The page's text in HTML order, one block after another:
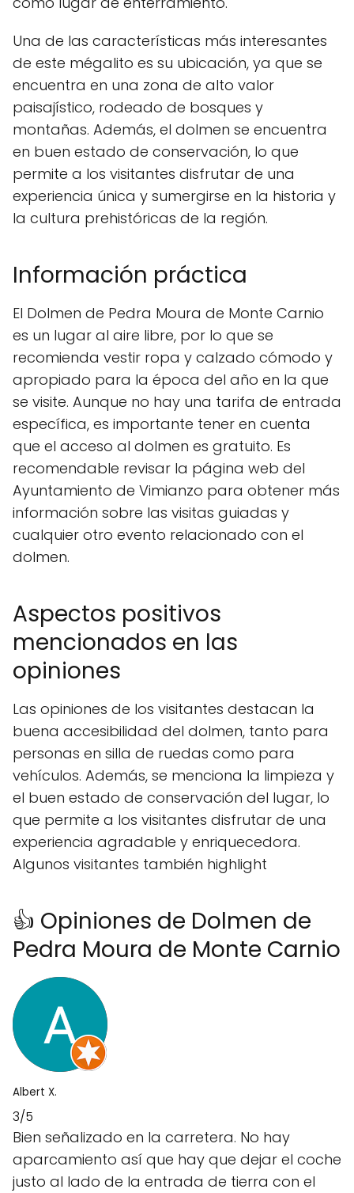
Una de las características más interesantes
de este mégalito es su ubicación, ya que se
encuentra en una zona de alto valor
paisajístico, rodeado de bosques y
montañas. Además, el dolmen se encuentra
en buen estado de conservación, lo que
permite a los visitantes disfrutar de una
experiencia única y sumergirse en la historia y
la cultura prehistóricas de la región.
Información práctica
El Dolmen de Pedra Moura de Monte Carnio
es un lugar al aire libre, por lo que se
recomienda vestir ropa y calzado cómodo y
apropiado para la época del año en la que
se visite. Aunque no hay una tarifa de entrada
específica, es importante tener en cuenta
que el acceso al dolmen es gratuito. Es
recomendable revisar la página web del
Ayuntamiento de Vimianzo para obtener más
información sobre las visitas guiadas y
cualquier otro evento relacionado con el
dolmen.
Aspectos positivos
mencionados en las
opiniones
Las opiniones de los visitantes destacan la
buena accesibilidad del dolmen, tanto para
personas en silla de ruedas como para
vehículos. Además, se menciona la limpieza y
el buen estado de conservación del lugar, lo
que permite a los visitantes disfrutar de una
experiencia agradable y enriquecedora.
Algunos visitantes también highlight
👍 Opiniones de Dolmen de
Pedra Moura de Monte Carnio
Albert X.
3/5
Bien señalizado en la carretera. No hay
aparcamiento así que hay que dejar el coche
justo al lado de la entrada de tierra con el